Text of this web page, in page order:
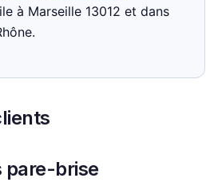
à Marseille 13012 et dans
pare-brise